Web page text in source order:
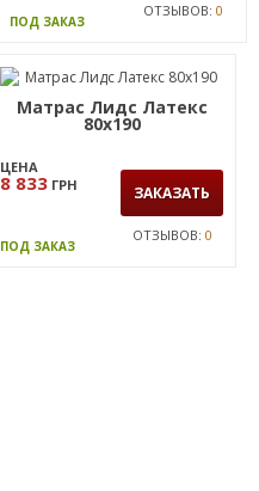
ПОД ЗАКАЗ
ОТЗЫВОВ: 0
Матрас Лидс Латекс
80х190
ЦЕНА
8 833 ГРН ЗАКАЗАТЬ
ПОД ЗАКАЗ
ОТЗЫВОВ:0